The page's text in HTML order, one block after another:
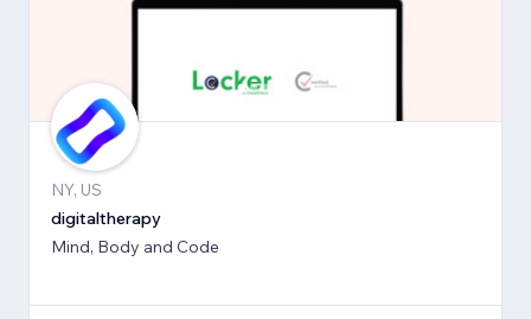
NY, US
digitaltherapy
Mind, Body and Code